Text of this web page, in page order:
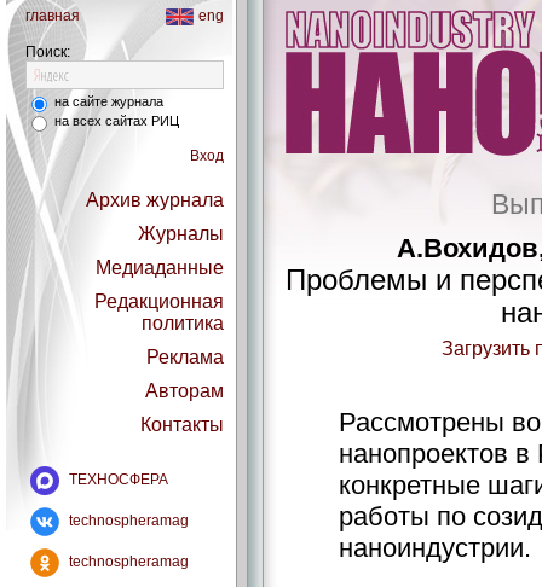
главная eng
Поиск:
на сайте журнала
на всех сайтах РИЦ
Вход
Архив журнала
Журналы
Медиаданные
Редакционная
политика
Реклама
Авторам
Контакты
ТЕХНОСФЕРА
technospheramag
technospheramag
Проблемы и
Рассмотрены
нанопроектов
конкретные
работы по
наноиндустрии.